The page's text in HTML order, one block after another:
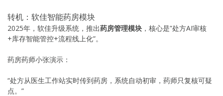
转机：软佳智能药房模块
2025年，软佳升级系统，推出药房管理模块 ，核心是”处方AI审核
+库存智能管控+流程线上化”。
药房药师小张演示：
“处方从医生工作站实时传到药房，系统自动初审，药师只复核可疑
点。”